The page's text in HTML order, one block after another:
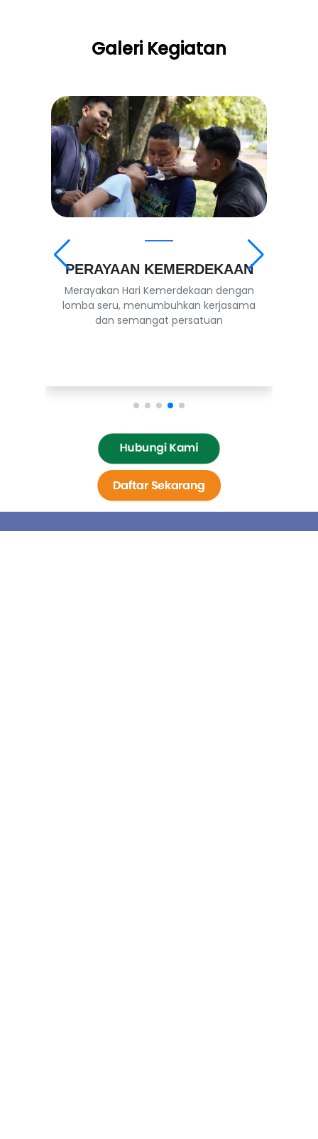
Galeri Kegiatan
PERAYAAN KEMERDEKAAN
Merayakan Hari Kemerdekaan dengan
lomba seru, menumbuhkan kerjasama
dan semangat persatuan